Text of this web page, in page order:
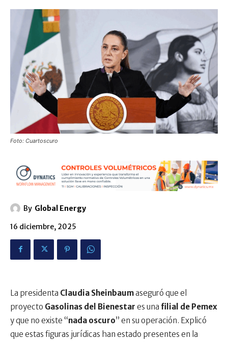
Foto: Cuartoscuro
By Global Energy
16 diciembre, 2025
La presidenta Claudia Sheinbaumaseguró que el
proyecto Gasolinas del Bienestar es una filial de Pemex
y que no existe “nada oscuro” en su operación. Explicó
que estas figuras jurídicas han estado presentes en la